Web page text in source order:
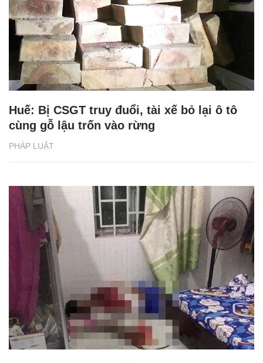
PHÁP LUẬT
Huế: Bị CSGT truy đuổi, tài xế bỏ lại ô tô
cùng gỗ lậu trốn vào rừng